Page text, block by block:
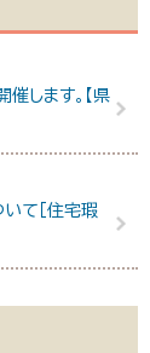
します。【県
て［住宅瑕